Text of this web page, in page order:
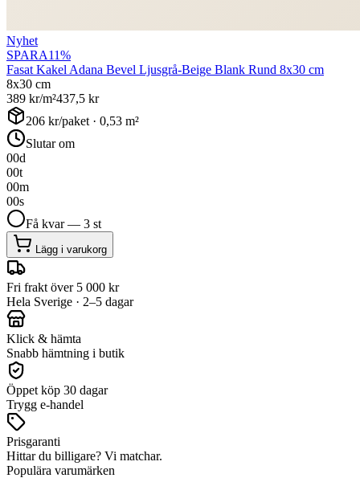
Nyhet
SPARA11%
Fasat Kakel Adana Bevel Ljusgrå-Beige Blank Rund 8x30 cm
8x30 cm
389 kr/m²437,5 kr
206 kr/paket · 0,53 m²
Slutar om
00d
00t
00m
00s
Få kvar — 3 st
Lägg i varukorg
Fri frakt över 5 000 kr
Hela Sverige · 2–5 dagar
Klick & hämta
Snabb hämtning i butik
Öppet köp 30 dagar
Trygg e-handel
Prisgaranti
Hittar du billigare? Vi matchar.
Populära varumärken